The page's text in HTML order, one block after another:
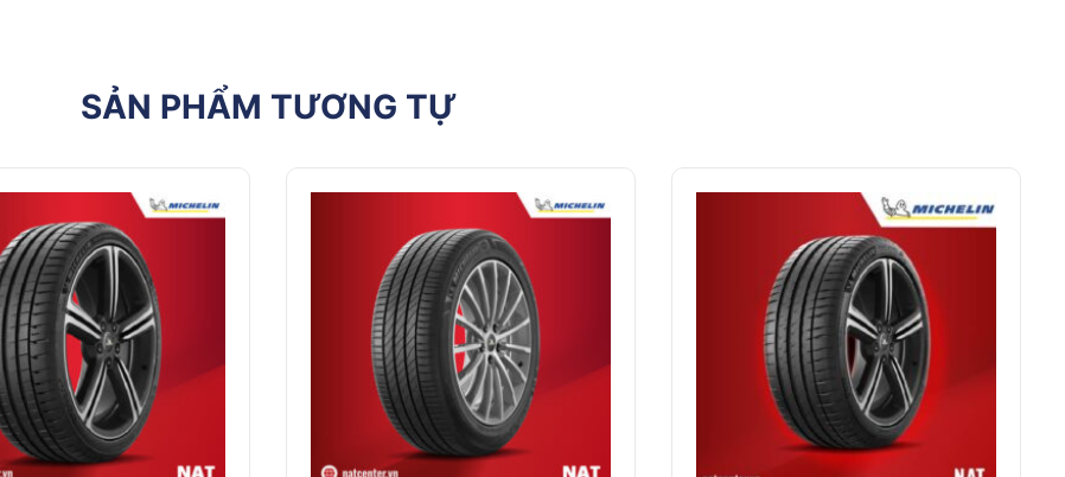
được nhập khẩu trực tiếp từ nhà máy Michelin. Mỗi sản phẩm đều có tem mác, hóa đơn đầy đủ, giúp bạn an tâm về chất
giàu kinh nghiệm, sẵn sàng hỗ trợ bạn lựa chọn được loại lốp phù hợp nhất với nhu cầu và điều kiện tài chính.
hàng rộng rãi, trang thiết bị hiện đại cùng đội ngũ kỹ thuật viên lành nghề, đảm bảo mang đến cho bạn trải nghiệm mua sắm
SẢN PHẨM TƯƠNG TỰ